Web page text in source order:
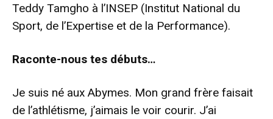
Teddy Tamgho à l’INSEP (Institut National du
Sport, de l’Expertise et de la Performance).
Raconte-nous tes débuts…
Je suis né aux Abymes. Mon grand frère faisait
de l’athlétisme, j’aimais le voir courir. J’ai